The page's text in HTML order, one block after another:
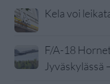
Kela voi
F/A-18
Jyväskylässä